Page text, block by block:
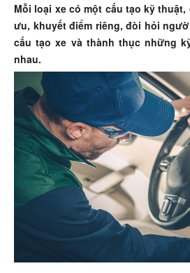
Mỗi loại xe có một cấu tạo kỹ
ưu, khuyết điểm riêng, đòi hỏi
cấu tạo xe và thành thục những
nhau.